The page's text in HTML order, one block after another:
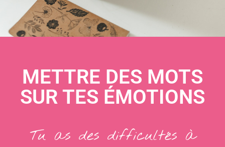
METTRE DES MOTS
SUR TES ÉMOTIONS
Tu as des difficultés à